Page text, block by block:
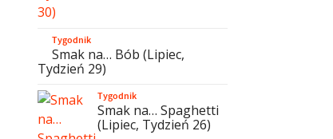
Tygodnik
Smak na… Bób (Lipiec,
Tydzień 29)
Tygodnik
Smak na… Spaghetti
(Lipiec, Tydzień 26)